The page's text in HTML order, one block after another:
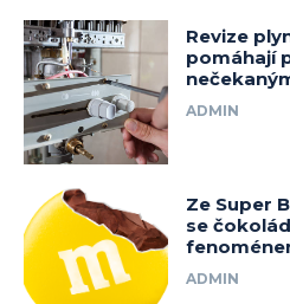
Revize
pomáhají
ADMIN
Ze Super
se
ADMIN